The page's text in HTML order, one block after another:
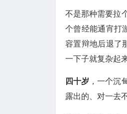
不是那种需要拉
个曾经能通宵打
容置辩地后退了
一下子就复杂起
四十岁 ，一个沉
露出的、对一去